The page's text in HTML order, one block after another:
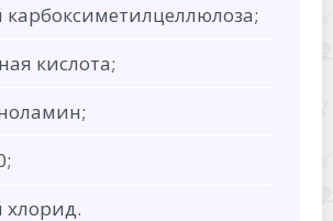
кислота;
хлорид.